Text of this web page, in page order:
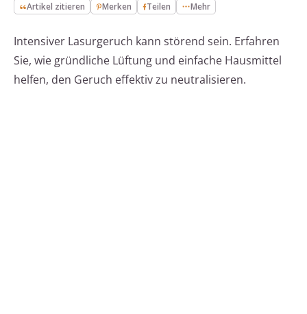
Artikel zitieren Merken Teilen Mehr
Intensiver Lasurgeruch kann störend sein. Erfahren
Sie, wie gründliche Lüftung und einfache Hausmittel
helfen, den Geruch effektiv zu neutralisieren.